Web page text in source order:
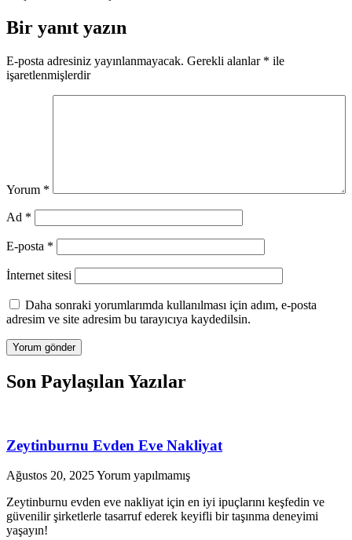
Bir yanıt yazın
E-posta adresiniz yayınlanmayacak. Gerekli alanlar * ile
işaretlenmişlerdir
Yorum *
Ad *
E-posta *
İnternet sitesi
Daha sonraki yorumlarımda kullanılması için adım, e-posta
adresim ve site adresim bu tarayıcıya kaydedilsin.
Son Paylaşılan Yazılar
Zeytinburnu Evden Eve Nakliyat
Ağustos 20, 2025Yorum yapılmamış
Zeytinburnu evden eve nakliyat için en iyi ipuçlarını keşfedin ve
güvenilir şirketlerle tasarruf ederek keyifli bir taşınma deneyimi
yaşayın!